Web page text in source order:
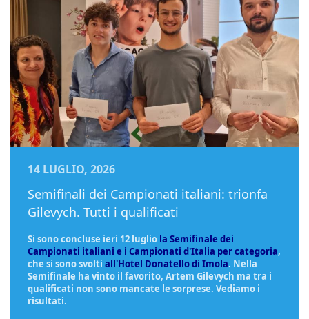
14 LUGLIO, 2026
Semifinali dei Campionati italiani: trionfa
Gilevych. Tutti i qualificati
Si sono concluse ieri 12 luglio la Semifinale dei
Campionati italiani e i Campionati d'Italia per categoria,
che si sono svolti all'Hotel Donatello di Imola. Nella
Semifinale ha vinto il favorito, Artem Gilevych ma tra i
qualificati non sono mancate le sorprese. Vediamo i
risultati.